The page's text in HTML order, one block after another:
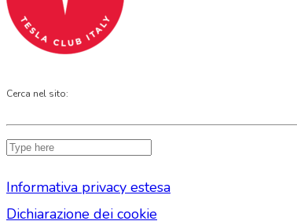
Cerca nel sito:
Informativa privacy estesa
Dichiarazione dei cookie